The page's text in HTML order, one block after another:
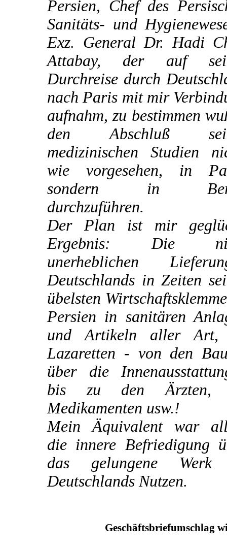
Persien, Chef des
Sanitäts- und
Exz. General Dr. Hadi
Attabay, der auf
Durchreise durch
nach Paris mit mir
aufnahm, zu bestimmen
den Abschluß
medizinischen Studien
wie vorgesehen, in
sondern in
durchzuführen.
Der Plan ist mir
Ergebnis: Die
unerheblichen
Deutschlands in Zeiten
übelsten
Persien in sanitären
und Artikeln aller Art,
Lazaretten - von den
über die
bis zu den Ärzten,
Medikamenten usw.!
Mein Äquivalent war
die innere Befriedigung
das gelungene Werk
Deutschlands Nutzen.
Geschäftsbriefumschlag